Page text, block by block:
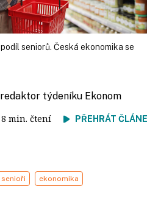
seniorů. Česká ekonomika se
týdeníku Ekonom
8 min. čtení PŘEHRÁT
senioři ekonomika